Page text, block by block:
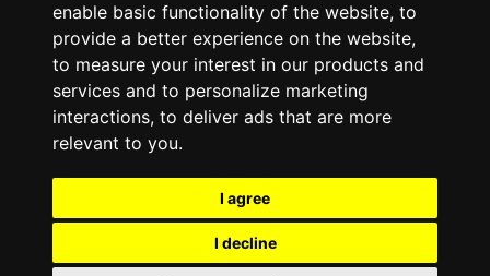
enable basic functionality of the website, to
provide a better experience on the website,
to measure your interest in our products and
services and to personalize marketing
interactions, to deliver ads that are more
relevant to you.
I agree
I decline